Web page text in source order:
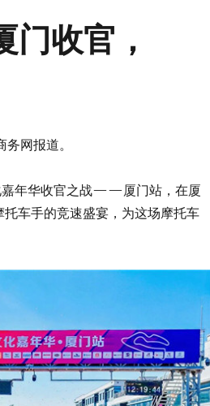
收官，
网报道。
嘉年华收官之战——厦门站，在厦
车手的竞速盛宴，为这场摩托车